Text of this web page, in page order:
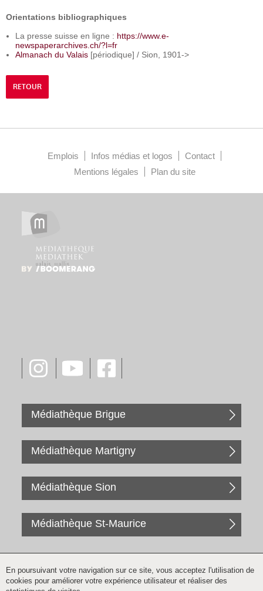
Orientations bibliographiques
La presse suisse en ligne : https://www.e-
newspaperarchives.ch/?l=fr
Almanach du Valais [périodique] / Sion, 1901->
RETOUR
Emplois Infos médias et logos
Contact
Mentions légales
Plan du site
Médiathèque Brigue
Médiathèque Martigny
Médiathèque Sion
Médiathèque St-Maurice
En poursuivant votre navigation sur ce site, vous acceptez l'utilisation de
cookies pour améliorer votre expérience utilisateur et réaliser des